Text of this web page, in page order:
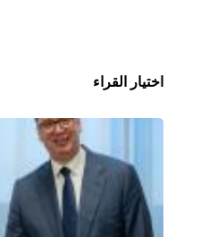
اختيار القراء